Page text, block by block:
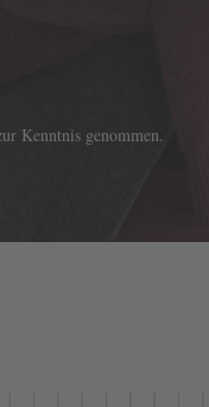
Kenntnis genommen.